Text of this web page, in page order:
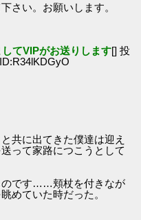
さい。お願いします。
てVIPがお送りします[] 投
共に出てきた僕達は迎え
って家路につこうとして
のです……頬杖を付きなが
めていた時だった。